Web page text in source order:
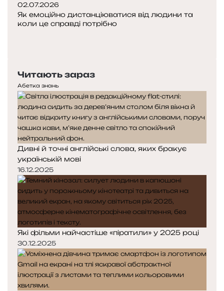
и
м
и
х
у
є
м
о
с
ь
02.07.2026
Як емоційно дистанціюватися від людини та
коли це справді потрібно
р
е
д
н
я
с
т
о
р
і
н
к
а
т
у
п
н
а
с
т
о
р
і
н
к
а
Читають зараз
Абетка знань
Дивні й точні англійські слова, яких бракує
українській мові
16.12.2025
Які фільми найчастіше «піратили» у 2025 році
30.12.2025